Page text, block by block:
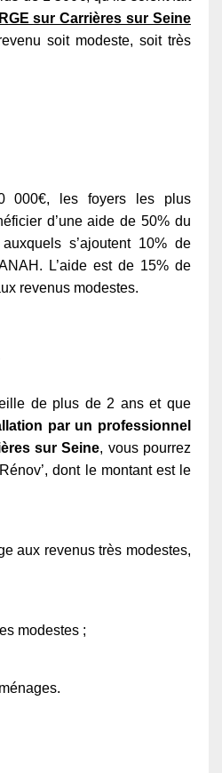
sur Carrières sur Seine
soit modeste, soit très
000€, les foyers les plus
d’une aide de 50% du
s’ajoutent 10% de
L’aide est de 15% de
revenus modestes.
de plus de 2 ans et que
par un professionnel
sur Seine, vous pourrez
dont le montant est le
aux revenus très modestes,
modestes ;